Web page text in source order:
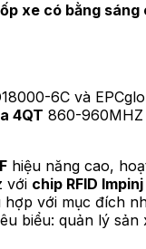
xe có bằng
6C và
4QT 860-
hiệu năng cao,
với chip RFID Impinj
với mục đích
biểu: quản lý